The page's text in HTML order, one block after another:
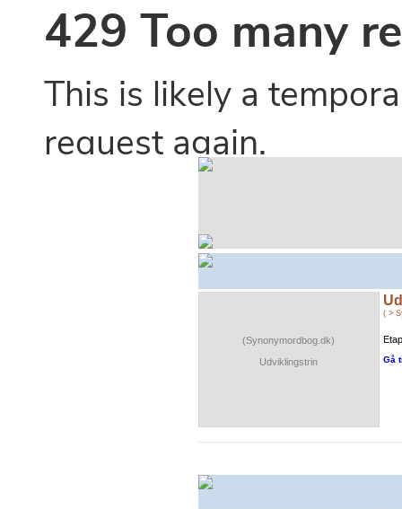
(Synonymordbog.dk)
Udviklingstrin
( >
Gå